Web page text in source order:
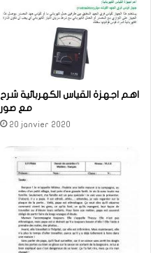
اهم اجهزة القياس الكهربائية شرح
مع صور
20 janvier 2020